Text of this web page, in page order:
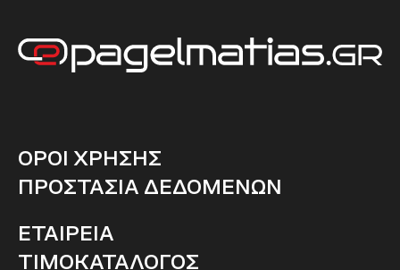
ΟΡΟΙ ΧΡΗΣΗΣ
ΠΡΟΣΤΑΣΙΑ ΔΕΔΟΜΕΝΩΝ
ΕΤΑΙΡΕΙΑ
ΤΙΜΟΚΑΤΑΛΟΓΟΣ